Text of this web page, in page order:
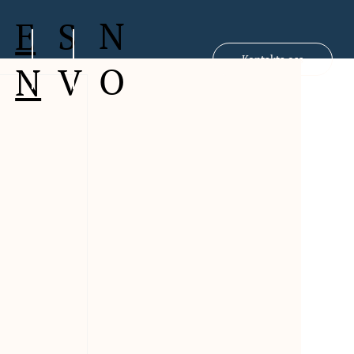
Kontakta oss
E
N
S
V
N
O